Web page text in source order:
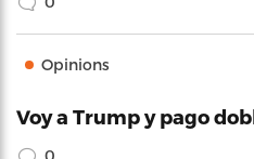
Opinions
Voy a Trump y pago
0